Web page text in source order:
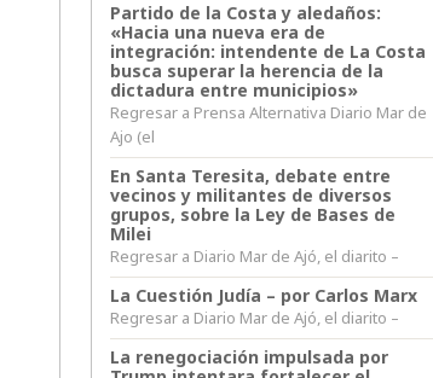
Partido de la Costa y aledaños:
«Hacia una nueva era de
integración: intendente de La Costa
busca superar la herencia de la
dictadura entre municipios»
Regresar a Prensa Alternativa Diario Mar de
Ajo (el
En Santa Teresita, debate entre
vecinos y militantes de diversos
grupos, sobre la Ley de Bases de
Milei
Regresar a Diario Mar de Ajó, el diarito –
La Cuestión Judía – por Carlos Marx
Regresar a Diario Mar de Ajó, el diarito –
La renegociación impulsada por